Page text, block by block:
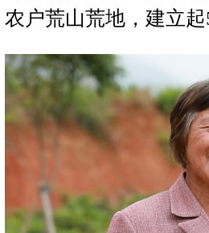
农户荒山荒地，建立